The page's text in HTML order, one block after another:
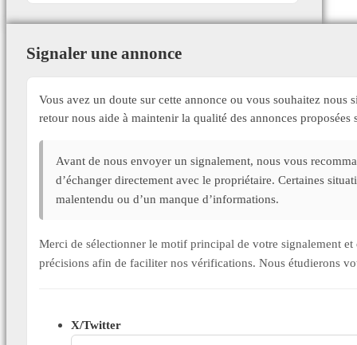
Signaler une annonce
Vous avez un doute sur cette annonce ou vous souhaitez
retour nous aide à maintenir la qualité des annonces proposées
Avant de nous envoyer un signalement, nous vous
d’échanger directement avec le propriétaire. Certaines
malentendu ou d’un manque d’informations.
Merci de sélectionner le motif principal de votre signalement
précisions afin de faciliter nos vérifications. Nous étudierons
X/Twitter